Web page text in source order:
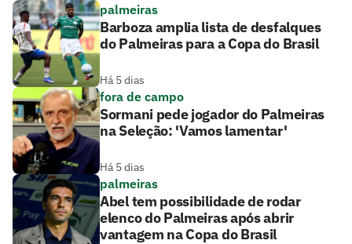
palmeiras
Barboza amplia lista de desfalques
do Palmeiras para a Copa do Brasil
Há 5 dias
fora de campo
Sormani pede jogador do Palmeiras
na Seleção: 'Vamos lamentar'
Há 5 dias
palmeiras
Abel tem possibilidade de rodar
elenco do Palmeiras após abrir
vantagem na Copa do Brasil